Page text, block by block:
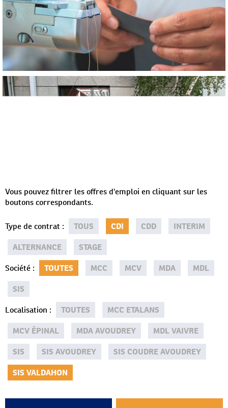
Vous pouvez filtrer les offres d'emploi en cliquant sur les
boutons correspondants.
Type de contrat : TOUS CDI CDD
INTERIM
ALTERNANCE
STAGE
Société : TOUTES MCC MCV MDA
MDL
SIS
Localisation : TOUTES
MCC ETALANS
MCV ÉPINAL
MDA AVOUDREY
MDL VAIVRE
SIS
SIS AVOUDREY
SIS COUDRE AVOUDREY
SIS VALDAHON